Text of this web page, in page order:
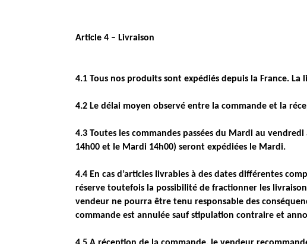
Article 4 – Livraison
4.1 Tous nos produits sont expédiés depuis la France.
4.2 Le délai moyen observé entre la commande et la
4.3 Toutes les commandes passées du Mardi au
14h00 et le Mardi 14h00) seront expédiées le Mardi.
4.4 En cas d’articles livrables à des dates différentes
réserve toutefois la possibilité de fractionner les
vendeur ne pourra être tenu responsable des
commande est annulée sauf stipulation contraire et